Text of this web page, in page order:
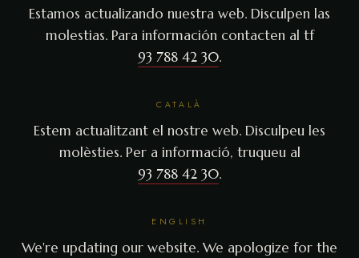
Estamos actualizando nuestra web. Disculpen las
molestias. Para información contacten al tf
93 788 42 30.
CATALÀ
Estem actualitzant el nostre web. Disculpeu les
molèsties. Per a informació, truqueu al
93 788 42 30.
ENGLISH
We're updating our website. We apologize for the